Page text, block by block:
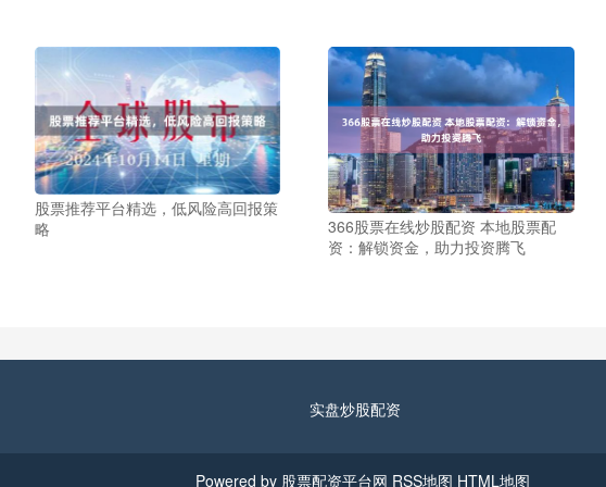
股票推荐平台精选，低风险高回报策
略
366股票在线炒股配资 本地股票配
资：解锁资金，助力投资腾飞
实盘炒股配资
Powered by 股票配资平台网 RSS地图 HTML地图